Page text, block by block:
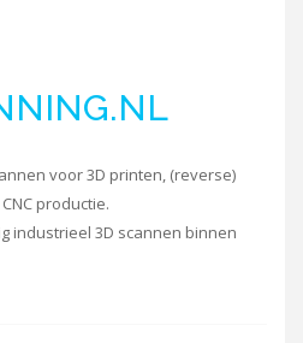
voor 3D printen, (reverse)
productie.
industrieel 3D scannen binnen